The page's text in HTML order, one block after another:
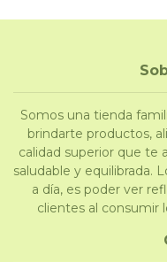
Somos una tienda
brindarte productos,
calidad superior que te
saludable y equilibrada.
a día, es poder ver
clientes al consumir